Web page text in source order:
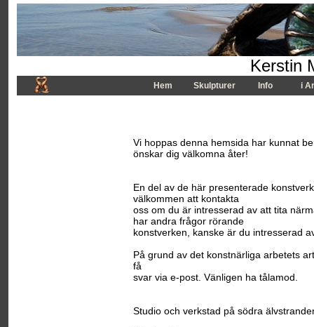
Kerstin
Hem Skulpturer Info i
Vi hoppas denna hemsida har kunnat
önskar dig välkomna åter!
En del av de här presenterade
välkommen att kontakta
oss om du är intresserad av att tita
har andra frågor rörande
konstverken, kanske är du intresserad
På grund av det konstnärliga arbetets
få
svar via e-post. Vänligen ha tålamod.
Studio och verkstad på södra